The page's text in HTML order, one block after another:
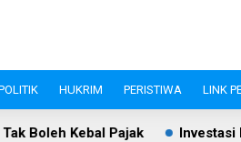
HUKRIM PERISTIWA LINK
Investasi Pandeglang Tembus